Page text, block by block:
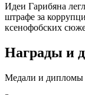
Идеи Гарибяна
штрафе за
ксенофобских
Награды и
Медали и дипломы